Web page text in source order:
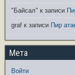
"Байсал" к записи
graf к записи Пир
Мета
Войти